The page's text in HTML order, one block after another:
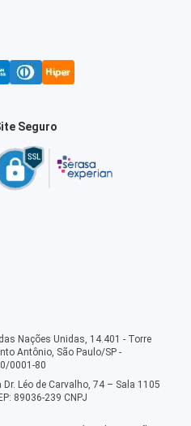
Seguro
Nações Unidas, 14.401 - Torre
Antônio, São Paulo/SP -
0001-80
Léo de Carvalho, 74 – Sala 1105
89036-239 CNPJ